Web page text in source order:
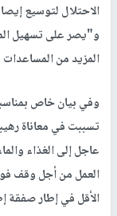
الاحتلال لتوسيع
و"يصر على تسهيل
المزيد من
وفي بيان خاص
تسببت في معاناة
عاجل إلى الغذاء
العمل من أجل وقف
الأقل في إطار صفقة